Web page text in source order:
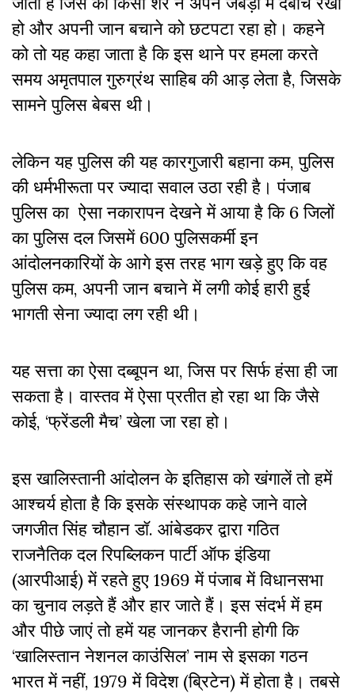
हो और अपनी जान बचाने को छटपटा रहा हो। कहने
को तो यह कहा जाता है कि इस थाने पर हमला करते
समय अमृतपाल गुरुग्रंथ साहिब की आड़ लेता है, जिसके
सामने पुलिस बेबस थी।
लेकिन यह पुलिस की यह कारगुजारी बहाना कम, पुलिस
की धर्मभीरूता पर ज्यादा सवाल उठा रही है। पंजाब
पुलिस का ऐसा नकारापन देखने में आया है कि 6 जिलों
का पुलिस दल जिसमें 600 पुलिसकर्मी इन
आंदोलनकारियों के आगे इस तरह भाग खड़े हुए कि वह
पुलिस कम, अपनी जान बचाने में लगी कोई हारी हुई
भागती सेना ज्यादा लग रही थी।
यह सत्ता का ऐसा दब्बूपन था, जिस पर सिर्फ हंसा ही जा
सकता है। वास्तव में ऐसा प्रतीत हो रहा था कि जैसे
कोई, ‘फ्रेंडली मैच’ खेला जा रहा हो।
इस खालिस्तानी आंदोलन के इतिहास को खंगालें तो हमें
आश्चर्य होता है कि इसके संस्थापक कहे जाने वाले
जगजीत सिंह चौहान डॉ. आंबेडकर द्वारा गठित
राजनैतिक दल रिपब्लिकन पार्टी ऑफ इंडिया
(आरपीआई) में रहते हुए 1969 में पंजाब में विधानसभा
का चुनाव लड़ते हैं और हार जाते हैं। इस संदर्भ में हम
और पीछे जाएं तो हमें यह जानकर हैरानी होगी कि
‘खालिस्तान नेशनल काउंसिल’ नाम से इसका गठन
भारत में नहीं, 1979 में विदेश (ब्रिटेन) में होता है। तबसे